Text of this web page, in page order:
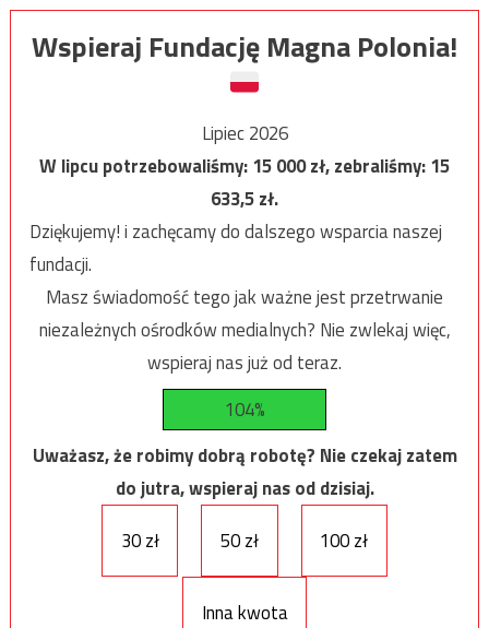
Wspieraj Fundację Magna Polonia!
Lipiec 2026
W lipcu potrzebowaliśmy:15 000zł, zebraliśmy:15
633,5zł.
Dziękujemy! i zachęcamy do dalszego wsparcia naszej
fundacji.
Masz świadomość tego jak ważne jest przetrwanie
niezależnych ośrodków medialnych? Nie zwlekaj więc,
wspieraj nas już od teraz.
104%
Uważasz, że robimy dobrą robotę? Nie czekaj zatem
do jutra, wspieraj nas od dzisiaj.
30 zł
50 zł 100 zł
Inna kwota